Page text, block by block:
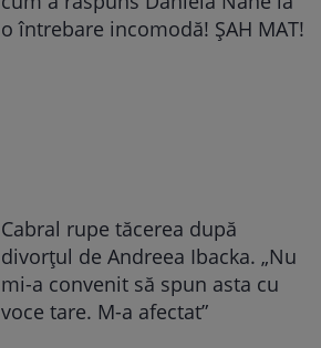
o întrebare incomodă! ȘAH MAT!
Cabral rupe tăcerea după
divorțul de Andreea Ibacka. „Nu
mi-a convenit să spun asta cu
voce tare. M-a afectat”